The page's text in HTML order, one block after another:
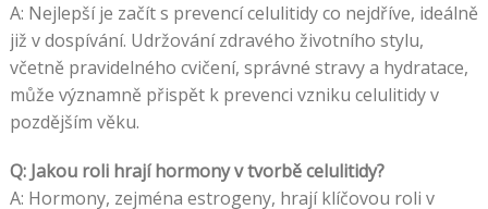
A: Nejlepší je začít s prevencí celulitidy co nejdříve, ideálně
již v dospívání. Udržování zdravého životního stylu,
včetně pravidelného cvičení, správné stravy a hydratace,
může významně přispět k prevenci vzniku celulitidy v
pozdějším věku.
Q: Jakou roli hrají hormony v tvorbě celulitidy?
A: Hormony, zejména estrogeny, hrají klíčovou roli v